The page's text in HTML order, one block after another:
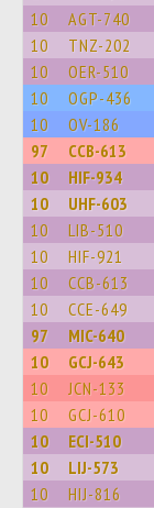
10
AGT-740
10 TNZ-202
10 OER-510
10 OGP-436
10 OV-186
97 CCB-613
10 HIF-934
10 UHF-603
10 LIB-510
10 HIF-921
10 CCB-613
10 CCE-649
97 MIC-640
10 GCJ-643
10 JCN-133
10 GCJ-610
10 ECI-510
10 LIJ-573
10 HIJ-816